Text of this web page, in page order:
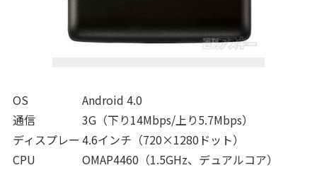
OS
Android 4.0
通信
3G（下り14Mbps/上り5.7Mbps）
ディスプレー 4.6インチ（720×1280ドット）
CPU
OMAP4460（1.5GHz、デュアルコア）